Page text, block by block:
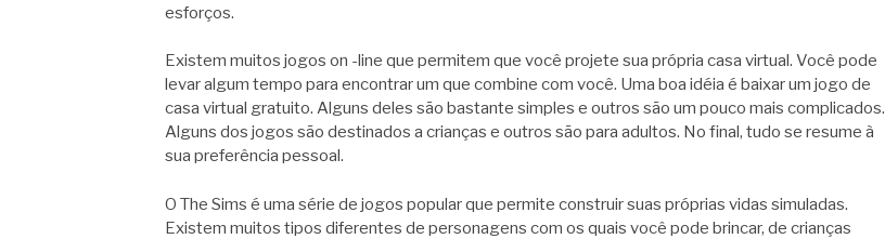
esforços.
Existem muitos jogos on -line que permitem que você projete sua própria casa virtual. Você pode
levar algum tempo para encontrar um que combine com você. Uma boa idéia é baixar um jogo de
casa virtual gratuito. Alguns deles são bastante simples e outros são um pouco mais complicados.
Alguns dos jogos são destinados a crianças e outros são para adultos. No final, tudo se resume à
sua preferência pessoal.
O The Sims é uma série de jogos popular que permite construir suas próprias vidas simuladas.
Existem muitos tipos diferentes de personagens com os quais você pode brincar, de crianças